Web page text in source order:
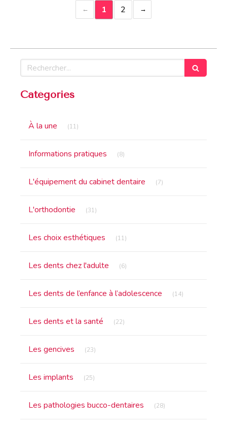
1
2
Rechercher
Catégories
À la une (11)
Informations pratiques (8)
L'équipement du cabinet dentaire (7)
L'orthodontie (31)
Les choix esthétiques (11)
Les dents chez l'adulte (6)
Les dents de l’enfance à l’adolescence (14)
Les dents et la santé (22)
Les gencives (23)
Les implants (25)
Les pathologies bucco-dentaires (28)